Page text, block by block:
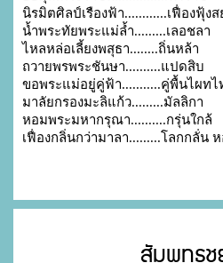
นิรมิตศิลป์เรืองฟ้า............เฟื่องฟุ้ง
น้ำพระทัยพระแม่ล้ำ.........เลอชลา
ไหลหล่อเลี้ยงพสุธา........ถิ่นหล้า
ถวายพรพระชันษา..........แปดสิบ
ขอพระแม่อยู่คู่ฟ้า...........คู่พื้นไผทไ
มาลัยกรองมะลิแก้ว.........มัลลิกา
หอมพระมหากรุณา..........กรุ่นใกล้
เฟื่องกลิ่นกว่ามาลา.........โลกกลั่น ห
สัมพุทธ